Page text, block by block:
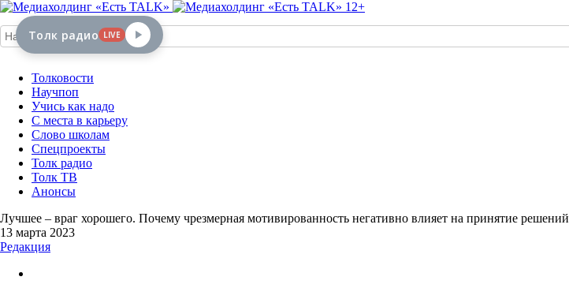
12+
Толковости
Научпоп
Учись как надо
С места в карьеру
Слово школам
Спецпроекты
Толк радио
Толк ТВ
Анонсы
Лучшее – враг хорошего. Почему чрезмерная мотивированность негативно влияет на принятие решений
13 марта 2023
Редакция
Толк радио LIVE